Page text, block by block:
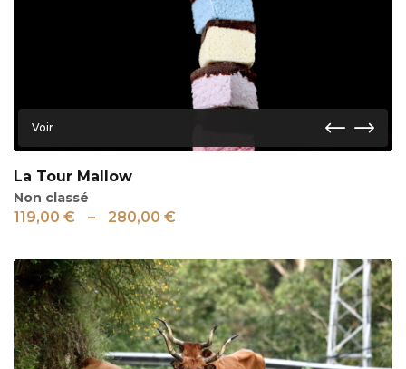
Voir
La Tour Mallow
Non classé
119,00 € – 280,00 €